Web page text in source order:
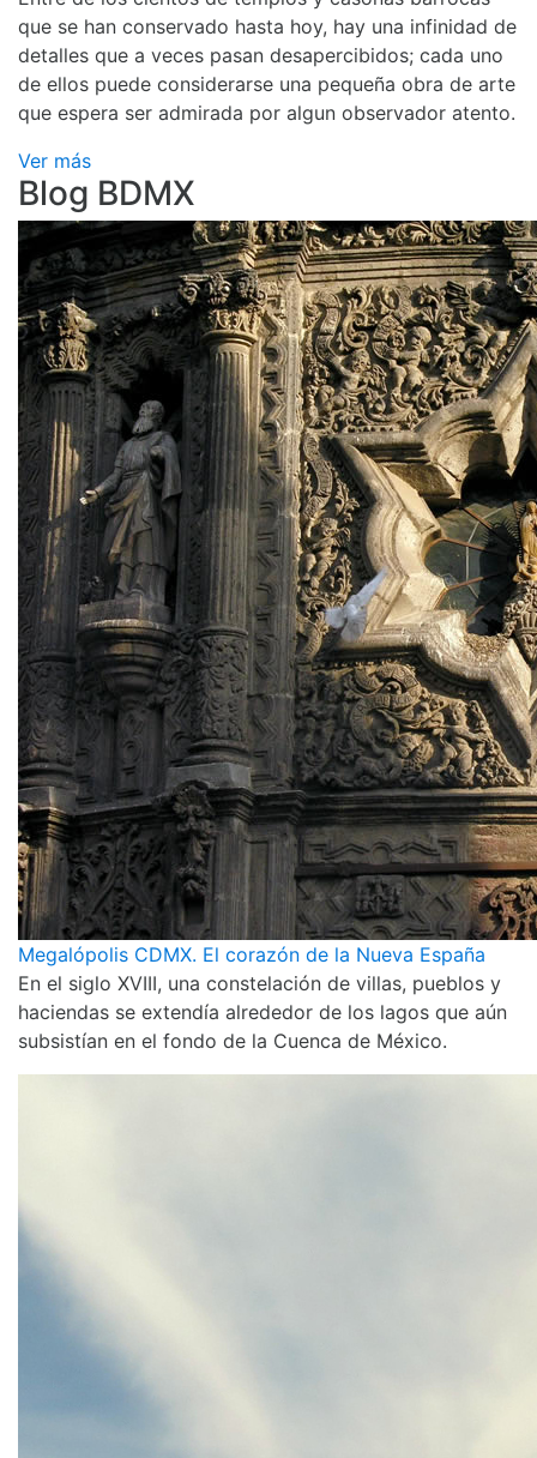
que se han conservado hasta hoy, hay una infinidad de
detalles que a veces pasan desapercibidos; cada uno
de ellos puede considerarse una pequeña obra de arte
que espera ser admirada por algun observador atento.
Ver más
Blog BDMX
Megalópolis CDMX. El corazón de la Nueva España
En el siglo XVIII, una constelación de villas, pueblos y
haciendas se extendía alrededor de los lagos que aún
subsistían en el fondo de la Cuenca de México.